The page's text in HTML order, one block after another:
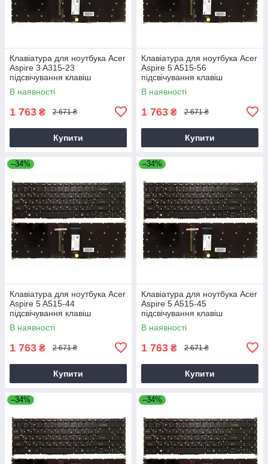
Клавіатура для ноутбука Acer
Aspire 3 A315-23
підсвічування клавіш
В наявності
1 763 ₴ 2 671 ₴
Купити
Клавіатура для ноутбука Acer
Aspire 5 A515-56
підсвічування клавіш
В наявності
1 763 ₴ 2 671 ₴
Купити
–34%
Клавіатура для ноутбука Acer
Aspire 5 A515-44
підсвічування клавіш
В наявності
1 763 ₴ 2 671 ₴
Купити
–34%
Клавіатура для ноутбука Acer
Aspire 5 A515-45
підсвічування клавіш
В наявності
1 763 ₴ 2 671 ₴
Купити
–34% –34%